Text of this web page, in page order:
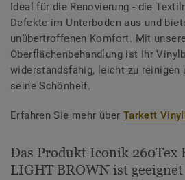
Ideal für die Renovierung - die
Defekte im Unterboden aus und
unübertroffenen Komfort. Mit
Oberflächenbehandlung ist Ihr
widerstandsfähig, leicht zu reinigen
seine Schönheit.
Erfahren Sie mehr über Tarkett
Das Produkt Iconik 260Tex
LIGHT BROWN ist